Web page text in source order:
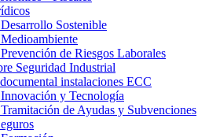
Sostenible
de Riesgos Laborales
Seguridad Industrial
instalaciones ECC
y Tecnología
de Ayudas y Subvenciones